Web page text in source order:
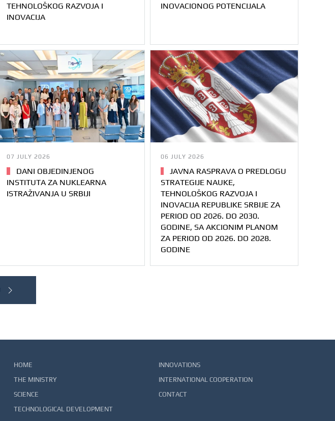
TEHNOLOŠKOG RAZVOJA I
INOVACIJA
INOVACIONOG POTENCIJALA
07 JULY 2026
DANI OBJEDINJENOG
INSTITUTA ZA NUKLEARNA
ISTRAŽIVANJA U SRBIJI
06 JULY 2026
JAVNA RASPRAVA O PREDLOGU
STRATEGIJE NAUKE,
TEHNOLOŠKOG RAZVOJA I
INOVACIJA REPUBLIKE SRBIJE ZA
PERIOD OD 2026. DO 2030.
GODINE, SA AKCIONIM PLANOM
ZA PERIOD OD 2026. DO 2028.
GODINE
HOME
THE MINISTRY
SCIENCE
TECHNOLOGICAL DEVELOPMENT
INNOVATIONS
INTERNATIONAL COOPERATION
CONTACT